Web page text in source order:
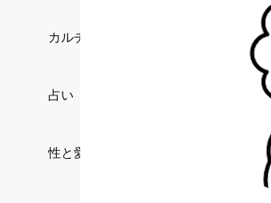
カルチャー/エンタメ
占い
性と愛